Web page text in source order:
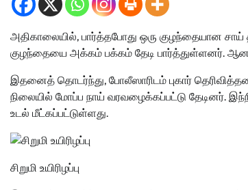
அதிகாலையில், பார்த்தபோது ஒரு குழந்தையான
குழந்தையை அக்கம் பக்கம் தேடி பார்த்துள்ளனர்.
இதனைத் தொடர்ந்து, போலீஸாரிடம் புகார்
நிலையில் மோப்ப நாய் வரவழைக்கப்பட்டு தேடினர்.
உடல் மீட்கப்பட்டுள்ளது.
சிறுமி உயிரிழப்பு